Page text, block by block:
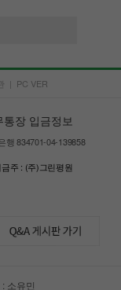
| PC VER
통장 입금정보
행 834701-04-139858
주 : (주)그린평원
소유민